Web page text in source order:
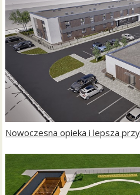
Nowoczesna opieka i lepsza